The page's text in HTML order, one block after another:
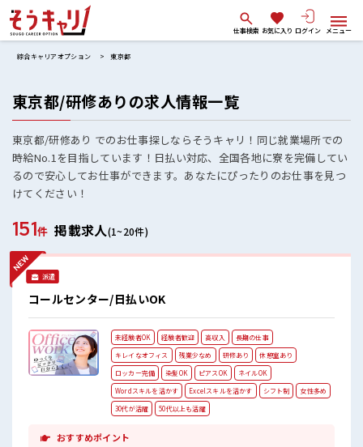
仕事検索 お気に入り ログイン メニュー
綜合キャリアオプション 東京都
東京都/研修ありの求人情報一覧
東京都/研修あり でのお仕事探しならそうキャリ！同じ就業場所での
時給No.1を目指しています！日払い対応、全国各地に寮を完備してい
るので安心してお仕事ができます。あなたにぴったりのお仕事を見つ
けてください！
151件 掲載求人(1~20件)
派遣
コールセンター/日払いOK
未経験者OK 経験者歓迎 高収入
長期の仕事
キレイなオフィス
残業少なめ 研修あり
休憩室あり
ロッカー完備
染髪OK ピアスOK
ネイルOK
Wordスキルを活かす
Excelスキルを活かす シフト制
女性多め
30代が活躍
50代以上も活躍
おすすめポイント